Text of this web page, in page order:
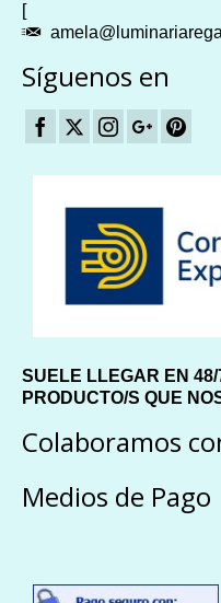
[
Síguenos en
SUELE LLEGAR EN
PRODUCTO/S QUE
Colaboramos
Medios de Pago